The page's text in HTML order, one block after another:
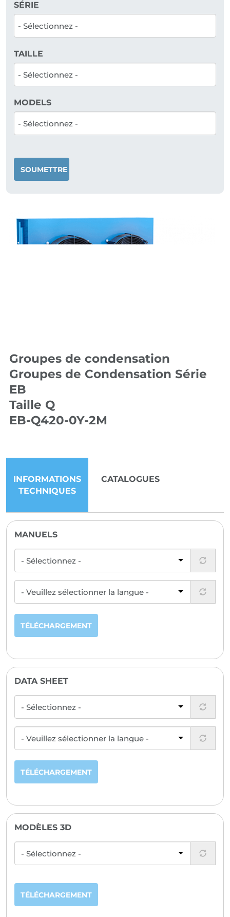
Groupes de condensation
Groupes de Condensation Série
EB
Taille Q
EB-Q420-0Y-2M
INFORMATIONS
TECHNIQUES
CATALOGUES
MANUELS
TÉLÉCHARGEMENT
DATA SHEET
TÉLÉCHARGEMENT
MODÈLES 3D
TÉLÉCHARGEMENT
SÉRIE
TAILLE
MODELS
SOUMETTRE